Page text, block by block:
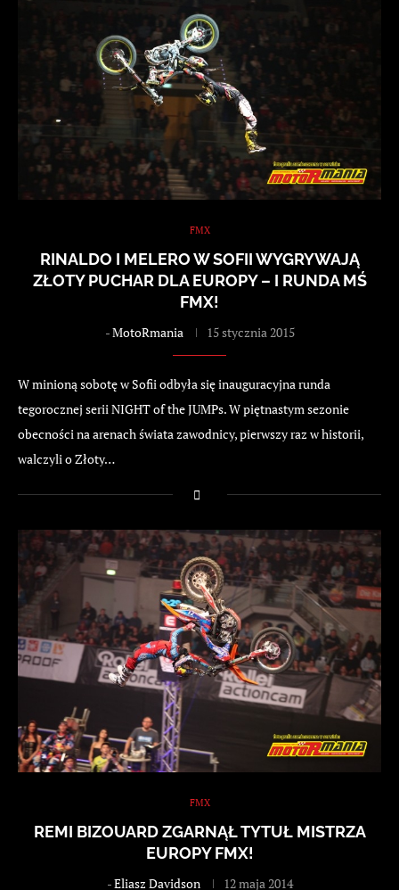
FMX
RINALDO I MELERO W SOFII WYGRYWAJĄ
ZŁOTY PUCHAR DLA EUROPY – I RUNDA MŚ
FMX!
-MotoRmania 15 stycznia 2015
W minioną sobotę w Sofii odbyła się inauguracyjna runda
tegorocznej serii NIGHT of the JUMPs. W piętnastym sezonie
obecności na arenach świata zawodnicy, pierwszy raz w historii,
walczyli o Złoty…
FMX
REMI BIZOUARD ZGARNĄŁ TYTUŁ MISTRZA
EUROPY FMX!
-Eliasz Davidson 12 maja 2014